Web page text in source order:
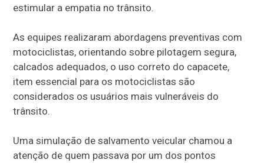
estimular a empatia no trânsito.
As equipes realizaram abordagens preventivas com
motociclistas, orientando sobre pilotagem segura,
calcados adequados, o uso correto do capacete,
item essencial para os motociclistas são
considerados os usuários mais vulneráveis do
trânsito.
Uma simulação de salvamento veicular chamou a
atenção de quem passava por um dos pontos